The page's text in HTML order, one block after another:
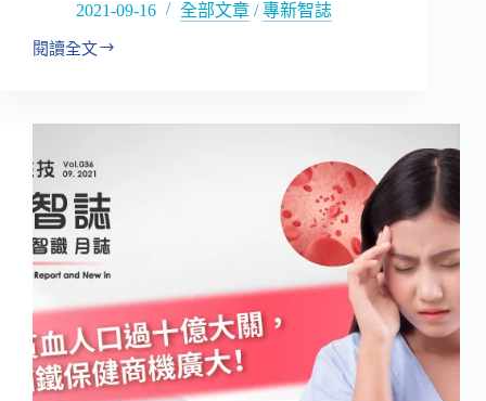
2021-09-16
全部文章 /專新智誌
閱讀全文
逢
技
Fusion®
米
共
營
技
占
薑
黃